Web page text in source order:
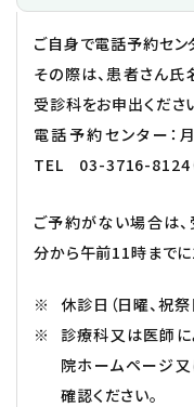
ご自身で電話予約セン
その際は、患者さん氏
受診科をお申出くださ
電話予約センター：
TEL 03-3716-8124
ご予約がない場合
分から午前11時までに
休診日（日曜、祝祭
診療科又は医師に
院ホームページ
確認ください。